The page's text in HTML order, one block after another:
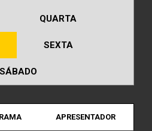
QUARTA
SEXTA
SÁBADO
APRESENTADOR